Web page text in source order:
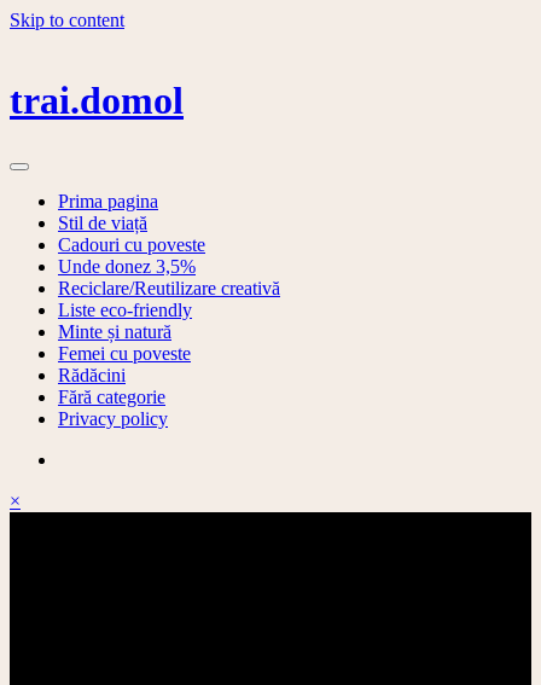
Skip to content
trai.domol
Prima pagina
Stil de viață
Cadouri cu poveste
Unde donez 3,5%
Reciclare/Reutilizare creativă
Liste eco-friendly
Minte și natură
Femei cu poveste
Rădăcini
Fără categorie
Privacy policy
×